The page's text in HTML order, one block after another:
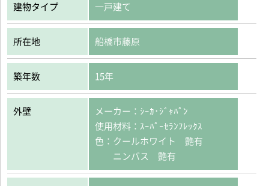
建物タイプ 一戸建て
所在地 船橋市藤原
築年数 15年
外壁
メーカー：ｼｰｶ･ｼﾞｬﾊﾟﾝ
使用材料：ｽｰﾊﾟｰｾﾗﾝﾌﾚｯｸｽ
色：クールホワイト 艶有
ニンバス 艶有